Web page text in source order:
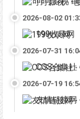
2026-08-02
199收录网
2026-07-31
COS合集社
2026-07-19
友情链接网